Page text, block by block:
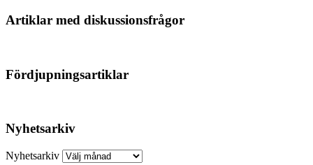
Artiklar med diskussionsfrågor
Fördjupningsartiklar
Nyhetsarkiv
Nyhetsarkiv